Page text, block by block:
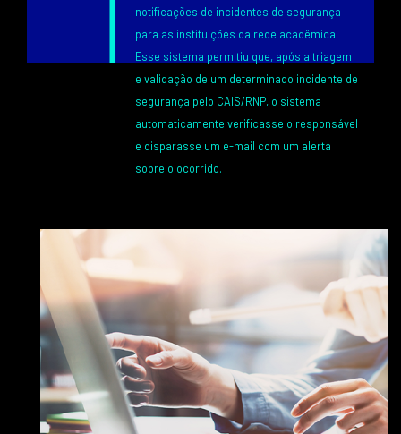
notificações de incidentes de segurança
para as instituições da rede acadêmica.
Esse sistema permitiu que, após a triagem
e validação de um determinado incidente de
segurança pelo CAIS/RNP, o sistema
automaticamente verificasse o responsável
e disparasse um e-mail com um alerta
sobre o ocorrido.
Texto
Image